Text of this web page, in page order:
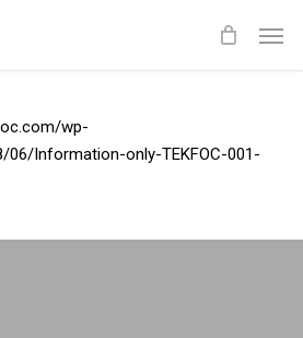
wp-
Information-only-TEKFOC-001-